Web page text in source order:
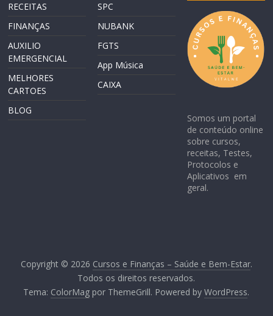
RECEITAS
FINANÇAS
AUXILIO
EMERGENCIAL
MELHORES
CARTOES
BLOG
SPC
NUBANK
FGTS
App Música
CAIXA
Somos um portal
de conteúdo online
sobre cursos,
receitas, Testes,
Protocolos e
Aplicativos em
geral.
Copyright © 2026 Cursos e Finanças – Saúde e Bem-Estar.
Todos os direitos reservados.
Tema: ColorMag por ThemeGrill. Powered byWordPress.